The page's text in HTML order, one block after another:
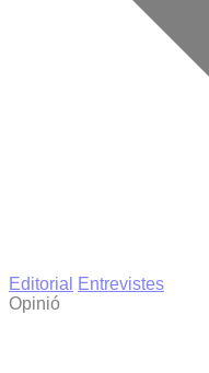
Editorial
Entrevistes
Opinió